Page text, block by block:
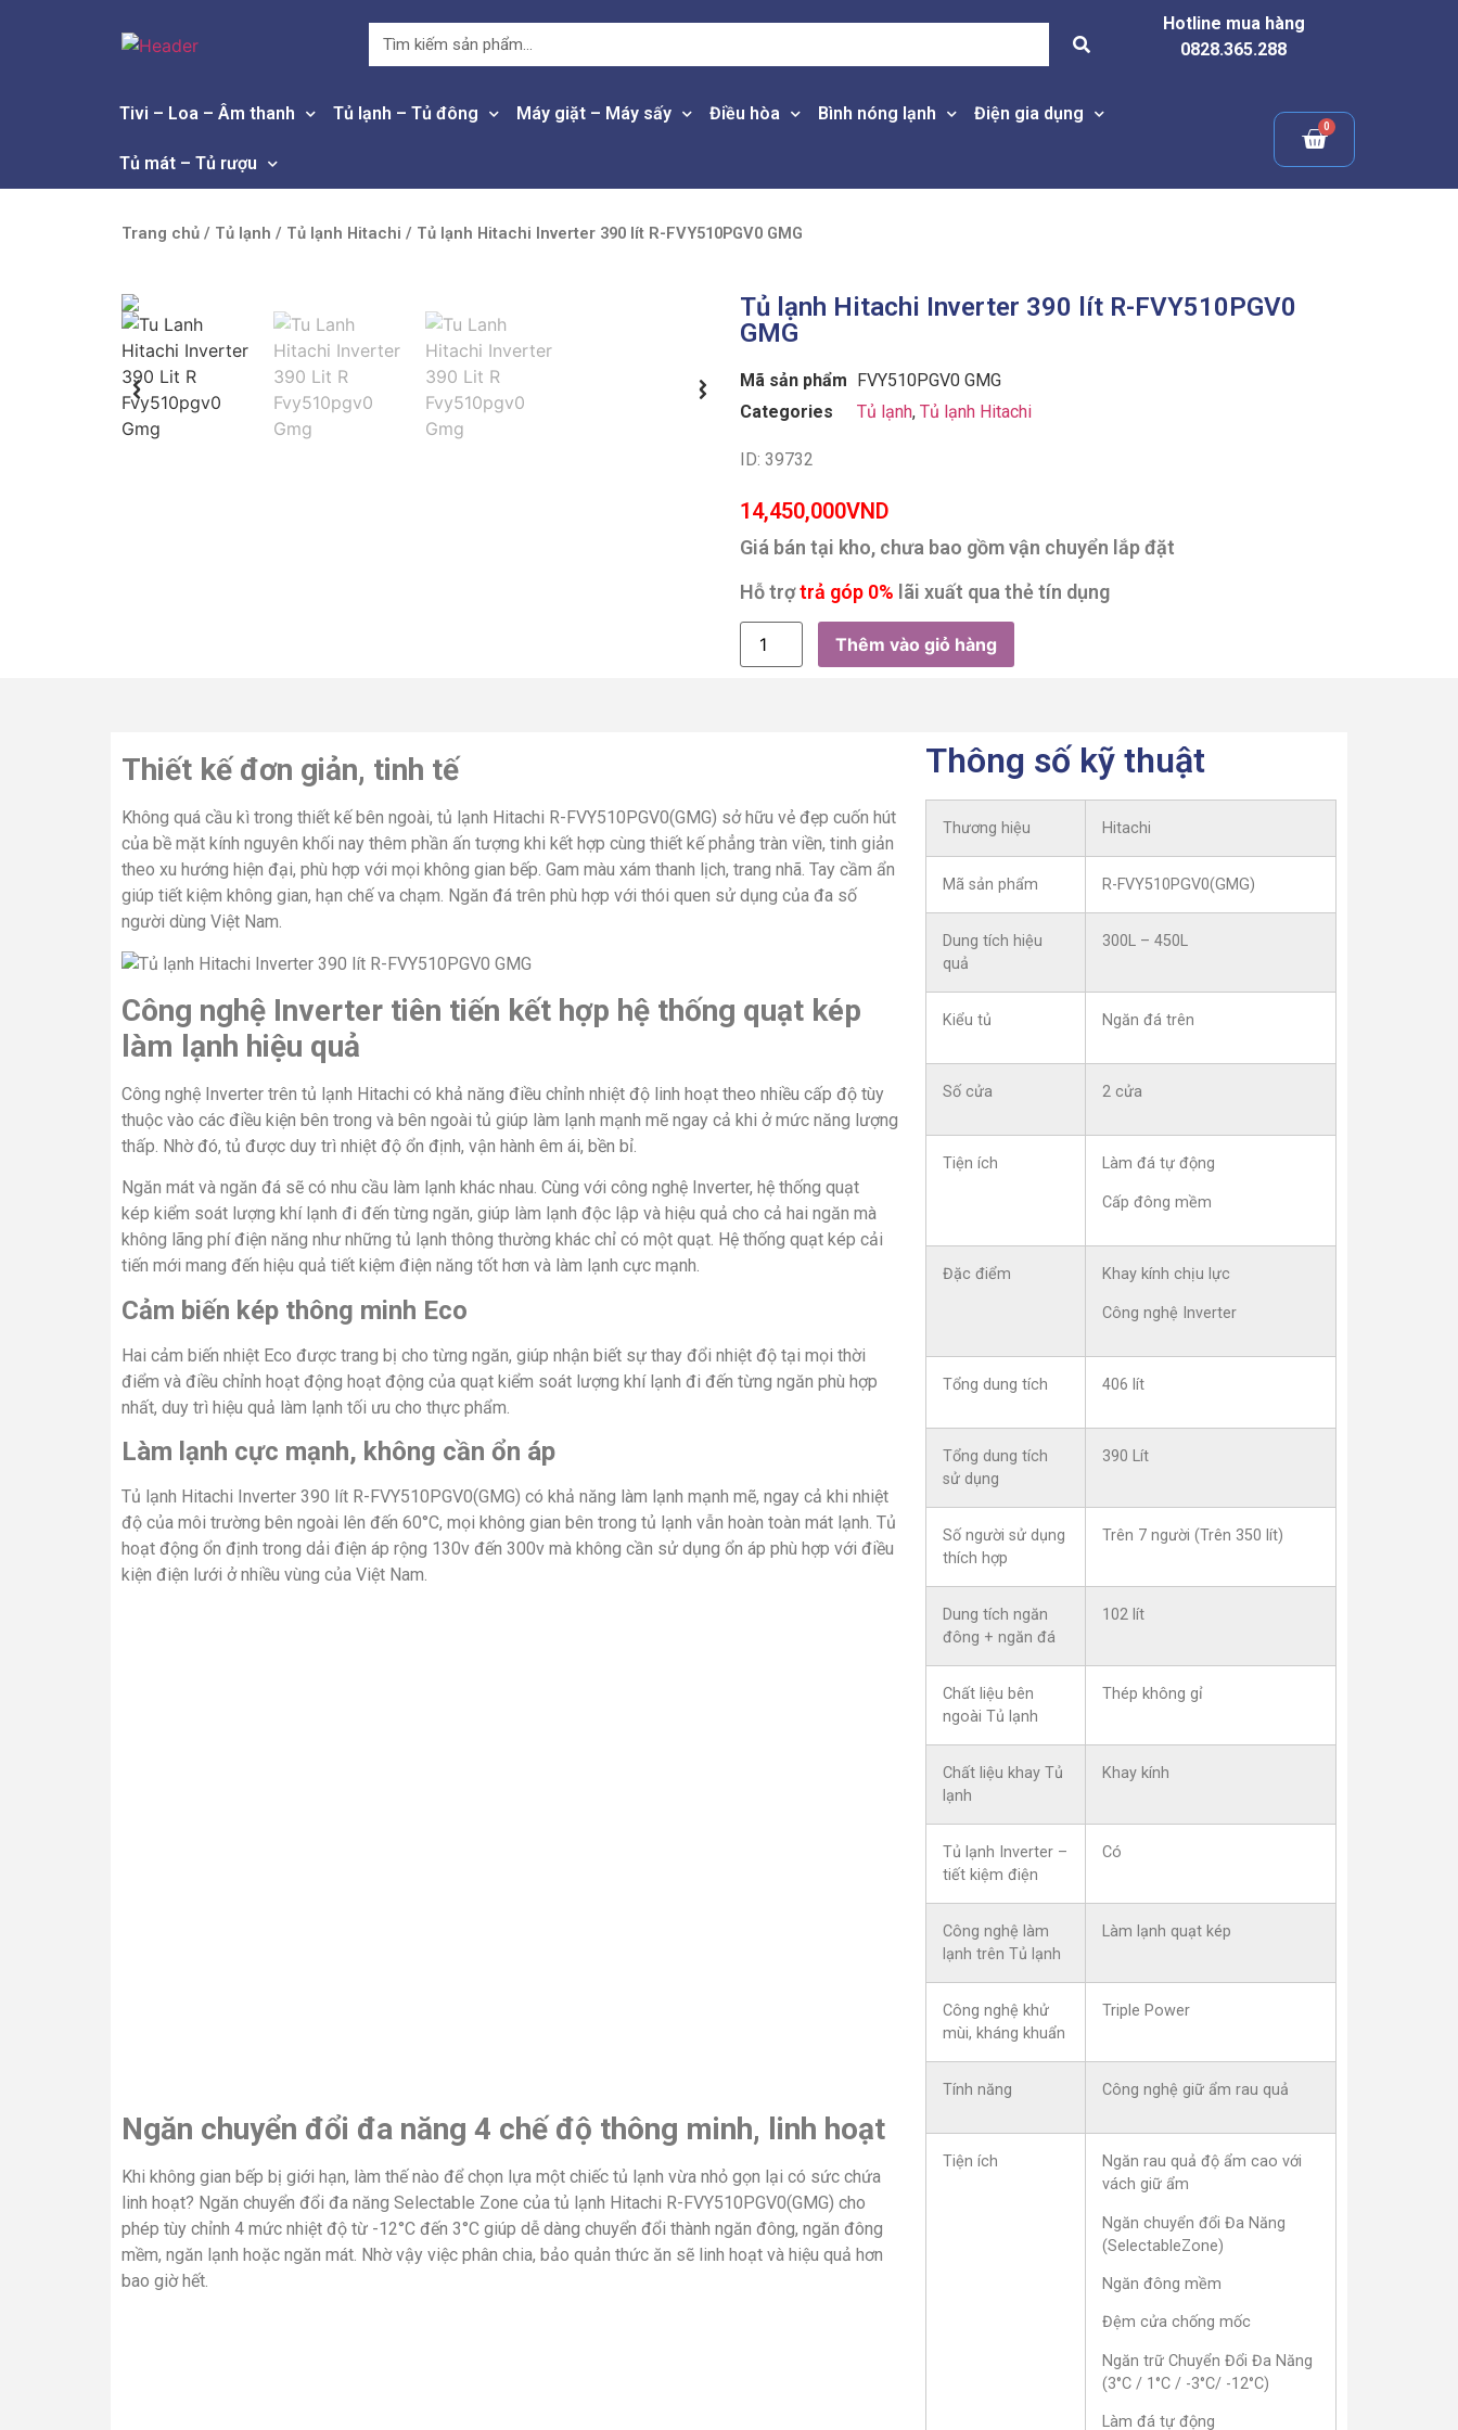
Hotline mua hàng
0828.365.288
Tivi – Loa – Âm thanh Tủ lạnh – Tủ đông Máy giặt – Máy sấy Điều hòa Bình nóng lạnh Điện gia dụng
Tủ mát – Tủ rượu
Trang chủ / Tủ lạnh / Tủ lạnh Hitachi / Tủ lạnh Hitachi Inverter 390 lít R-FVY510PGV0 GMG
Tủ lạnh Hitachi Inverter 390 lít R-FVY510PGV0
GMG
Mã sản phẩm FVY510PGV0 GMG
Categories
Tủ lạnh, Tủ lạnh Hitachi
ID: 39732
14,450,000VND
Giá bán tại kho, chưa bao gồm vận chuyển lắp đặt
Hỗ trợtrả góp 0% lãi xuất qua thẻ tín dụng
Thêm vào giỏ hàng
Thiết kế đơn giản, tinh tế
Không quá cầu kì trong thiết kế bên ngoài, tủ lạnh Hitachi R-FVY510PGV0(GMG) sở hữu vẻ đẹp cuốn hút
của bề mặt kính nguyên khối nay thêm phần ấn tượng khi kết hợp cùng thiết kế phẳng tràn viền, tinh giản
theo xu hướng hiện đại, phù hợp với mọi không gian bếp. Gam màu xám thanh lịch, trang nhã. Tay cầm ẩn
giúp tiết kiệm không gian, hạn chế va chạm. Ngăn đá trên phù hợp với thói quen sử dụng của đa số
người dùng Việt Nam.
Công nghệ Inverter tiên tiến kết hợp hệ thống quạt kép
làm lạnh hiệu quả
Công nghệ Inverter trên tủ lạnh Hitachi có khả năng điều chỉnh nhiệt độ linh hoạt theo nhiều cấp độ tùy
thuộc vào các điều kiện bên trong và bên ngoài tủ giúp làm lạnh mạnh mẽ ngay cả khi ở mức năng lượng
thấp. Nhờ đó, tủ được duy trì nhiệt độ ổn định, vận hành êm ái, bền bỉ.
Ngăn mát và ngăn đá sẽ có nhu cầu làm lạnh khác nhau. Cùng với công nghệ Inverter, hệ thống quạt
kép kiểm soát lượng khí lạnh đi đến từng ngăn, giúp làm lạnh độc lập và hiệu quả cho cả hai ngăn mà
không lãng phí điện năng như những tủ lạnh thông thường khác chỉ có một quạt. Hệ thống quạt kép cải
tiến mới mang đến hiệu quả tiết kiệm điện năng tốt hơn và làm lạnh cực mạnh.
Cảm biến kép thông minh Eco
Hai cảm biến nhiệt Eco được trang bị cho từng ngăn, giúp nhận biết sự thay đổi nhiệt độ tại mọi thời
điểm và điều chỉnh hoạt động hoạt động của quạt kiểm soát lượng khí lạnh đi đến từng ngăn phù hợp
nhất, duy trì hiệu quả làm lạnh tối ưu cho thực phẩm.
Làm lạnh cực mạnh, không cần ổn áp
Tủ lạnh Hitachi Inverter 390 lít R-FVY510PGV0(GMG) có khả năng làm lạnh mạnh mẽ, ngay cả khi nhiệt
độ của môi trường bên ngoài lên đến 60°C, mọi không gian bên trong tủ lạnh vẫn hoàn toàn mát lạnh. Tủ
hoạt động ổn định trong dải điện áp rộng 130v đến 300v mà không cần sử dụng ổn áp phù hợp với điều
kiện điện lưới ở nhiều vùng của Việt Nam.
Ngăn chuyển đổi đa năng 4 chế độ thông minh, linh hoạt
Khi không gian bếp bị giới hạn, làm thế nào để chọn lựa một chiếc tủ lạnh vừa nhỏ gọn lại có sức chứa
linh hoạt? Ngăn chuyển đổi đa năng Selectable Zone của tủ lạnh Hitachi R-FVY510PGV0(GMG) cho
phép tùy chỉnh 4 mức nhiệt độ từ -12°C đến 3°C giúp dễ dàng chuyển đổi thành ngăn đông, ngăn đông
mềm, ngăn lạnh hoặc ngăn mát. Nhờ vậy việc phân chia, bảo quản thức ăn sẽ linh hoạt và hiệu quả hơn
bao giờ hết.
Thông số kỹ thuật
Thương hiệu Hitachi
Mã sản phẩm R-FVY510PGV0(GMG)
Dung tích hiệu
quả
300L – 450L
Kiểu tủ Ngăn đá trên
Số cửa 2 cửa
Tiện ích Làm đá tự động
Cấp đông mềm
Đặc điểm Khay kính chịu lực
Công nghệ Inverter
Tổng dung tích 406 lít
Tổng dung tích
sử dụng
390 Lít
Số người sử dụng
thích hợp
Trên 7 người (Trên 350 lít)
Dung tích ngăn
đông + ngăn đá
102 lít
Chất liệu bên
ngoài Tủ lạnh
Thép không gỉ
Chất liệu khay Tủ
lạnh
Khay kính
Tủ lạnh Inverter –
tiết kiệm điện
Có
Công nghệ làm
lạnh trên Tủ lạnh
Làm lạnh quạt kép
Công nghệ khử
mùi, kháng khuẩn
Triple Power
Tính năng Công nghệ giữ ẩm rau quả
Tiện ích
Ngăn rau quả độ ẩm cao với
vách giữ ẩm
Ngăn chuyển đổi Đa Năng
(SelectableZone)
Ngăn đông mềm
Đệm cửa chống mốc
Ngăn trữ Chuyển Đổi Đa Năng
(3°C / 1°C / -3°C/ -12°C)
Làm đá tự động